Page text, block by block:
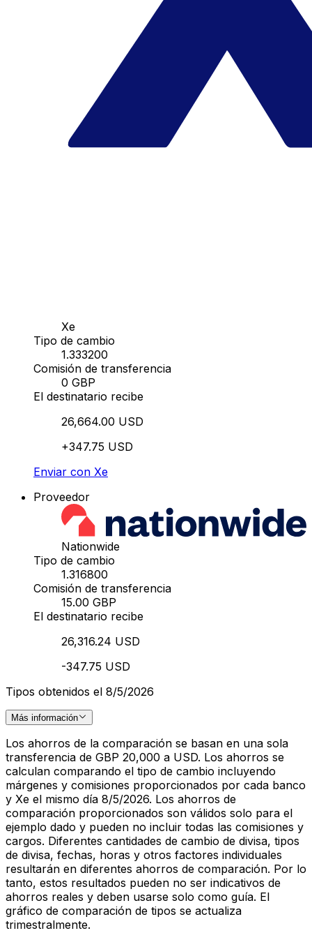
Xe
Tipo de cambio
1.333200
Comisión de transferencia
0 GBP
El destinatario recibe
26,664.00 USD
+347.75 USD
Enviar con Xe
Proveedor
Nationwide
Tipo de cambio
1.316800
Comisión de transferencia
15.00 GBP
El destinatario recibe
26,316.24 USD
-347.75 USD
Tipos obtenidos el 8/5/2026
Más información
Los ahorros de la comparación se basan en una sola
transferencia de GBP 20,000 a USD. Los ahorros se
calculan comparando el tipo de cambio incluyendo
márgenes y comisiones proporcionados por cada banco
y Xe el mismo día 8/5/2026. Los ahorros de
comparación proporcionados son válidos solo para el
ejemplo dado y pueden no incluir todas las comisiones y
cargos. Diferentes cantidades de cambio de divisa, tipos
de divisa, fechas, horas y otros factores individuales
resultarán en diferentes ahorros de comparación. Por lo
tanto, estos resultados pueden no ser indicativos de
ahorros reales y deben usarse solo como guía. El
gráfico de comparación de tipos se actualiza
trimestralmente.